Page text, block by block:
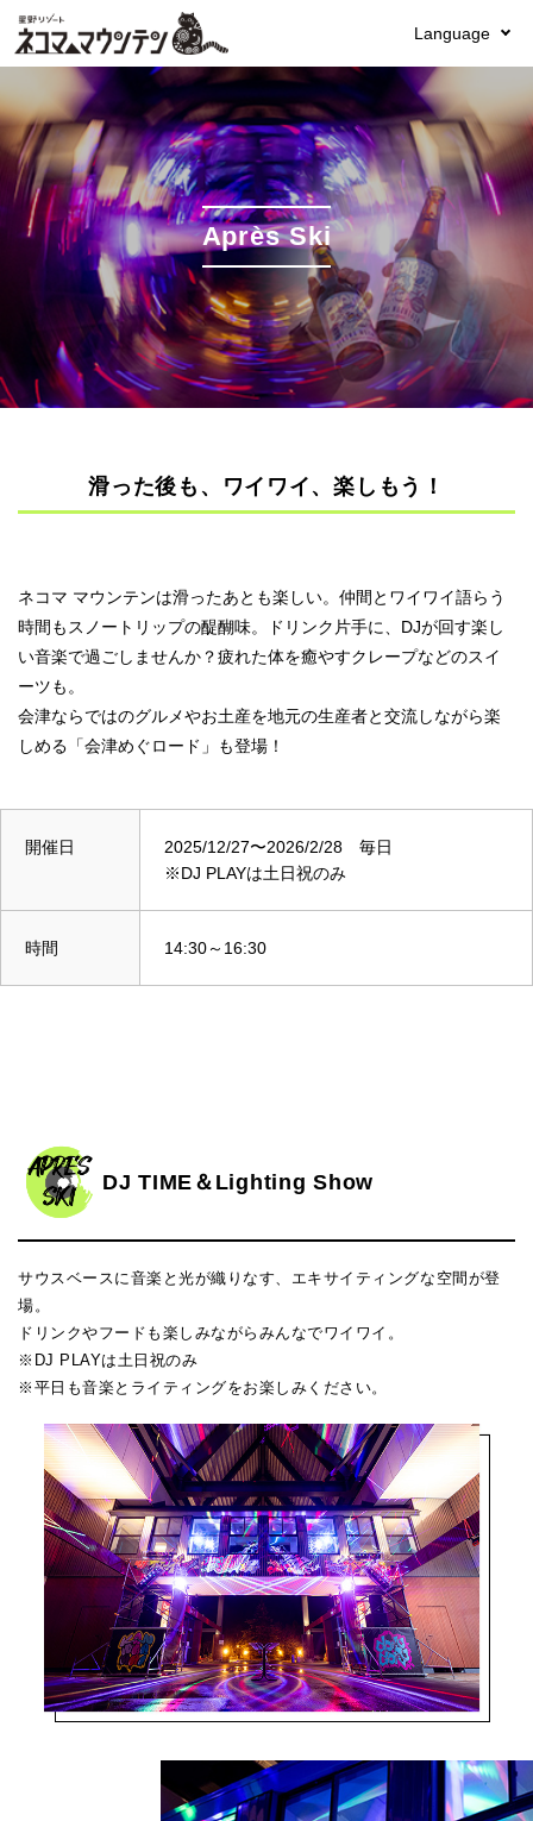
Language
Après Ski
滑った後も、ワイワイ、楽しもう！
ネコマ マウンテンは滑ったあとも楽しい。仲間とワイワイ語らう
時間もスノートリップの醍醐味。ドリンク片手に、DJが回す楽し
い音楽で過ごしませんか？疲れた体を癒やすクレープなどのスイ
ーツも。
会津ならではのグルメやお土産を地元の生産者と交流しながら楽
しめる「会津めぐロード」も登場！
開催日
2025/12/27〜2026/2/28 毎日
※DJ PLAYは土日祝のみ
時間 14:30～16:30
DJ TIME＆Lighting Show
サウスベースに音楽と光が織りなす、エキサイティングな空間が登
場。
ドリンクやフードも楽しみながらみんなでワイワイ。
※DJ PLAYは土日祝のみ
※平日も音楽とライティングをお楽しみください。